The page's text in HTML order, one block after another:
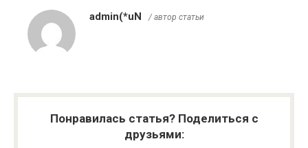
admin(*uN / автор статьи
Понравилась статья? Поделиться с
друзьями: